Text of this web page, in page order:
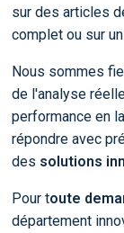
sur des articles
complet ou sur
Nous sommes
de l'analyse
performance en
répondre avec
des solutions
Pour toute
département